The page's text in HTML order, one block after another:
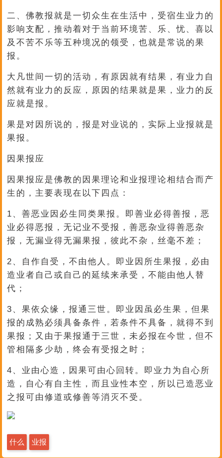
二、佛教报就是一切众生在生活中，受宿生业力的
影响支配，推动着对于当前环境苦、乐、忧、喜以
及不苦不乐等五种境况的领受，也就是常说的果
报。
大凡世间一切的活动，有原因就有结果，有业力自
然就有业力的反应，原因的结果就是果，业力的反
应就是报。
果是对因所说的，报是对业说的，实际上业报就是
果报。
因果报应
因果报应是佛教的因果理论和业报理论相结合而产
生的，主要表现在以下四点：
1、善恶业因必生同类果报。即善业必得善报，恶
业必得恶报，无记业不受报，善恶杂业得善恶杂
报，无漏业得无漏果报，彼此不杂，丝毫不差；
2、自作自受，不由他人。即业因所生果报，必由
造业者自己或自己的延续来承受，不能由他人替
代；
3、果依众缘，报通三世。即业因虽必生果，但果
报的成熟必须具备条件，若条件不具备，就得不到
果报；又由于果报通于三世，未必报在今世，但不
管相隔多少劫，终会有受报之时；
4、业由心造，因果可由心回转。即业力为自心所
造，自心有自主性，而且业性本空，所以已造恶业
之报可由修道或修善等消灭不受。
什么 业报